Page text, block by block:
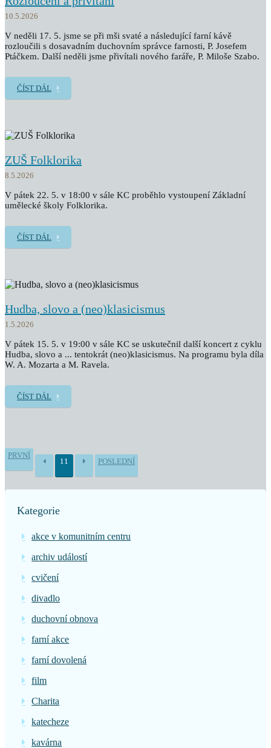
10.5.2026
V neděli 17. 5. jsme se při mši svaté a následující farní kávě
rozloučili s dosavadním duchovním správce farnosti, P. Josefem
Ptáčkem. Další neděli jsme přivítali nového faráře, P. Miloše Szabo.
ČÍST DÁL
ZUŠ Folklorika
8.5.2026
V pátek 22. 5. v 18:00 v sále KC proběhlo vystoupení Základní
umělecké školy Folklorika.
ČÍST DÁL
Hudba, slovo a (neo)klasicismus
1.5.2026
V pátek 15. 5. v 19:00 v sále KC se uskutečnil další koncert z cyklu
Hudba, slovo a ... tentokrát (neo)klasicismus. Na programu byla díla
W. A. Mozarta a M. Ravela.
ČÍST DÁL
PRVNÍ
11 POSLEDNÍ
Kategorie
akce v komunitním centru
archiv událostí
cvičení
divadlo
duchovní obnova
farní akce
farní dovolená
film
Charita
katecheze
kavárna